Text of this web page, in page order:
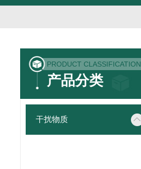
PRODUCT CLASSIFICATION
产品分类
干扰物质